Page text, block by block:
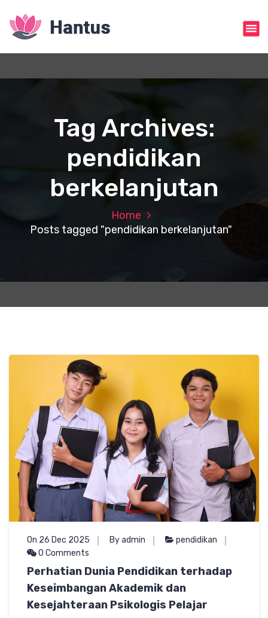
Tag Archives:
pendidikan
berkelanjutan
Home
Posts tagged "pendidikan berkelanjutan"
On 26 Dec 2025 By admin
pendidikan
0 Comments
Perhatian Dunia Pendidikan terhadap
Keseimbangan Akademik dan
Kesejahteraan Psikologis Pelajar